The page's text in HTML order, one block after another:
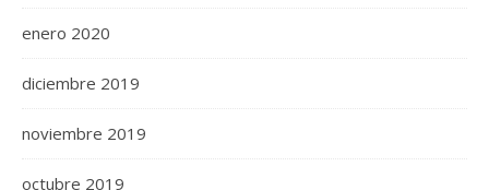
enero 2020
diciembre 2019
noviembre 2019
octubre 2019